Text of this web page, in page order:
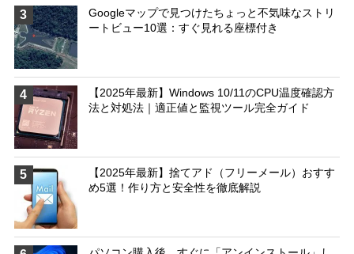
3
Googleマップで見つけたちょっと不気味なストリ
ートビュー10選：すぐ見れる座標付き
4
【2025年最新】Windows 10/11のCPU温度確認方
法と対処法｜適正値と監視ツール完全ガイド
5
【2025年最新】捨てアド（フリーメール）おすす
め5選！作り方と安全性を徹底解説